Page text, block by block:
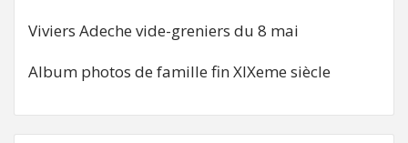
Viviers Adeche vide-greniers du 8 mai
Album photos de famille fin XIXeme siècle